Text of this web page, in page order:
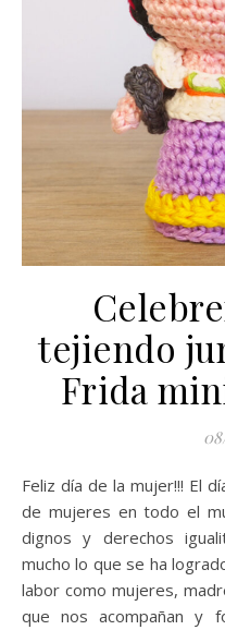
tejiendo
Frida
Feliz día de la mujer!!! El día de hoy se conmemora la lucha
de mujeres en todo el
dignos y derechos
mucho lo que se ha
labor como mujeres,
que nos acompañan y